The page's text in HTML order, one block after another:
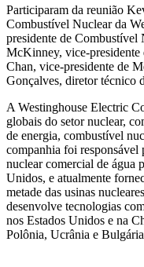
Participaram da reunião
Combustível Nuclear da
presidente de Combustível
McKinney, vice-presidente
Chan, vice-presidente de
Gonçalves, diretor técnico
A Westinghouse Electric
globais do setor nuclear,
de energia, combustível
companhia foi
nuclear comercial de água
Unidos, e atualmente
metade das usinas
desenvolve tecnologias
nos Estados Unidos e na
Polônia, Ucrânia e